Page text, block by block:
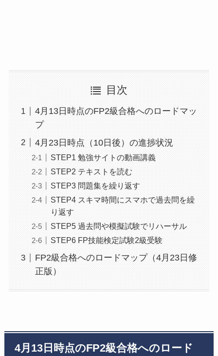
目次
4月13日時点のFP2級合格へのロードマッ
プ
4月23日時点（10日後）の進捗状況
STEP1 勉強サイトの動画講義
STEP2 テキストを読む
STEP3 問題集を繰り返す
STEP4 スキマ時間にスマホで過去問を繰
り返す
STEP5 過去問や模擬試験でリハーサル
STEP6 FP技能検定試験2級受験
FP2級合格へのロードマップ（4月23日修
正版）
4月13日時点のFP2級合格へのロード